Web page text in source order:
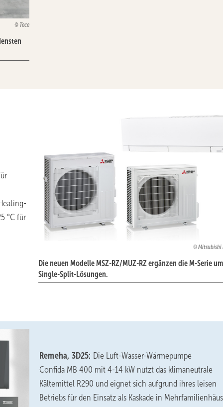
Tece
Mitsubishi
Die neuen Modelle MSZ-RZ/MUZ-RZ ergänzen die M-Serie um
Single-Split-Lösungen.
°C für
Remeha, 3D25: Die Luft-Wasser-Wärmepumpe
Confida MB 400 mit 4-14 kW nutzt das klimaneutrale
Kältemittel R290 und eignet sich aufgrund ihres leisen
Betriebs für den Einsatz als Kaskade in